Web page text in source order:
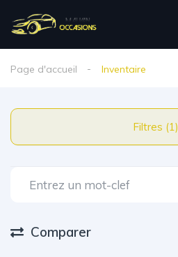
Page d'accueil Inventaire
Filtres (1)
Comparer